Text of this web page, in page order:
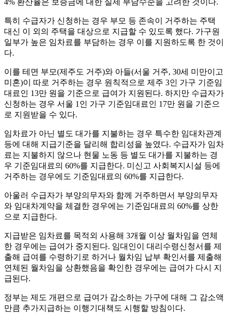
4% 환산율은 보증금에 대한 실제 부담수준을 고려한 것이다.
특히 수급자가 신청하는 경우 부모 등 존속이 거주하는 주택
대신 이 외의 주택을 대상으로 지급할 수 있도록 했다. 가구원
일부가 높은 임차료를 부담하는 경우 이를 지원하도록 한 것이
다.
이를 테면 부모(제주도 거주)와 아들(서울 거주, 30세 미만이고
미혼)이 따로 거주하는 경우 원칙적으로 제주 3인 가구 기준임
대료인 13만 원을 기준으로 급여가 지원된다. 하지만 수급자가
신청하는 경우 서울 1인 가구 기준임대료인 17만 원을 기준으
로 지원받을 수 있다.
임차료가 아닌 별도 대가를 지불하는 경우 특수한 임대차관계
등에 대해 지급기준을 달리해 합리성을 높였다. 수급자가 임차
료는 지불하지 않으나 현물 노동 등 별도 대가를 지불하는 경
우 기준임대료의 60%를 지급한다. 미신고 사회복지시설 등에
거주하는 경우에도 기준임대료의 60%를 지급한다.
아울러 수급자가 부양의무자와 함께 거주하면서 부양의무자
와 임대차계약을 체결한 경우에는 기준임대료의 60%를 상한
으로 지급한다.
지급받은 임차료를 목적외 사용해 3개월 이상 월차임을 연체
한 경우에는 급여가 중지된다. 임대인이 대리수령신청서를 제
출해 급여를 수령하기로 하거나 월차임 납부 확인서를 제출해
연체된 월차임을 상환했음을 확인한 경우에는 급여가 다시 지
급된다.
정부는 제도 개편으로 급여가 감소하는 가구에 대해 그 감소액
만큼 추가지급하는 이행기대책도 시행할 방침이다.